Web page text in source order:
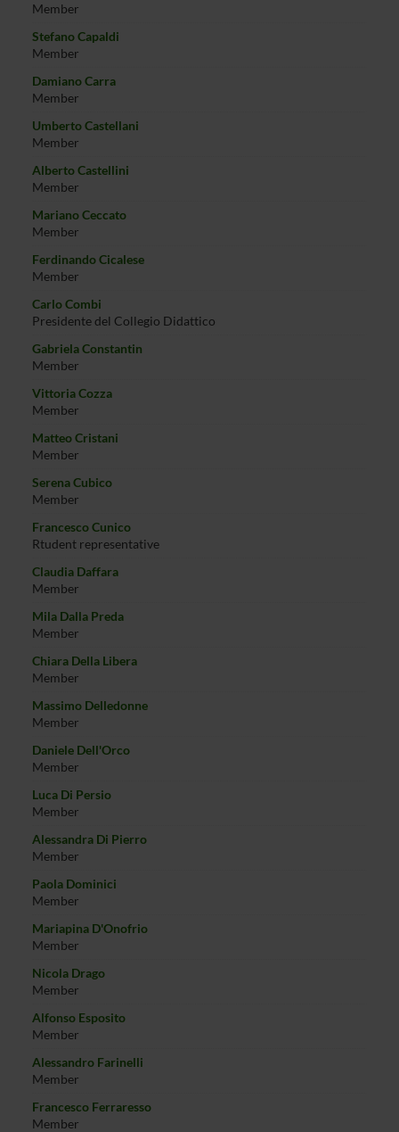
Member
Stefano Capaldi
Member
Damiano Carra
Member
Umberto Castellani
Member
Alberto Castellini
Member
Mariano Ceccato
Member
Ferdinando Cicalese
Member
Carlo Combi
Presidente del Collegio Didattico
Gabriela Constantin
Member
Vittoria Cozza
Member
Matteo Cristani
Member
Serena Cubico
Member
Francesco Cunico
Rtudent representative
Claudia Daffara
Member
Mila Dalla Preda
Member
Chiara Della Libera
Member
Massimo Delledonne
Member
Daniele Dell'Orco
Member
Luca Di Persio
Member
Alessandra Di Pierro
Member
Paola Dominici
Member
Mariapina D'Onofrio
Member
Nicola Drago
Member
Alfonso Esposito
Member
Alessandro Farinelli
Member
Francesco Ferraresso
Member